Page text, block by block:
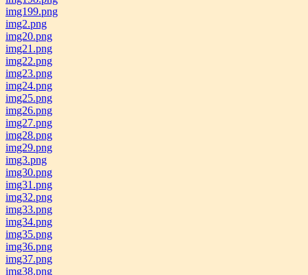
img199.png
img2.png
img20.png
img21.png
img22.png
img23.png
img24.png
img25.png
img26.png
img27.png
img28.png
img29.png
img3.png
img30.png
img31.png
img32.png
img33.png
img34.png
img35.png
img36.png
img37.png
img38.png